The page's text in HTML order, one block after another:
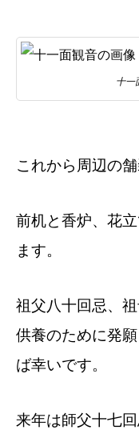
十一
これから周辺の
前机と香炉、花
ます。
祖父八十回忌、
供養のために発
ば幸いです。
来年は師父十七